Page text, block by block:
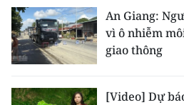
An Giang:
vì ô nhiễm
giao thông
[Video] Dự